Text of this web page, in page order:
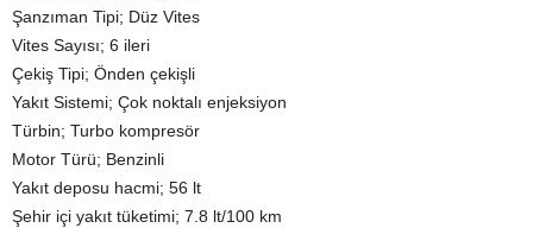
Şanzıman Tipi; Düz Vites
Vites Sayısı; 6 ileri
Çekiş Tipi; Önden çekişli
Yakıt Sistemi; Çok noktalı enjeksiyon
Türbin; Turbo kompresör
Motor Türü; Benzinli
Yakıt deposu hacmi; 56 lt
Şehir içi yakıt tüketimi; 7.8 lt/100 km